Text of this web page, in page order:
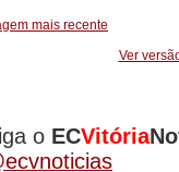
mais recente
Ver
o ECVitória